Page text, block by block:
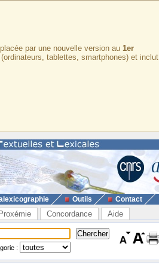
par une nouvelle version au 1er
tablettes, smartphones) et inclut
Outils Contact
Proxémie Concordance Aide
: